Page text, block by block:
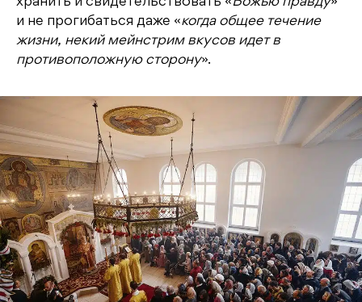
и не прогибаться даже «когда общее течение
жизни, некий мейнстрим вкусов идет в
противоположную сторону».